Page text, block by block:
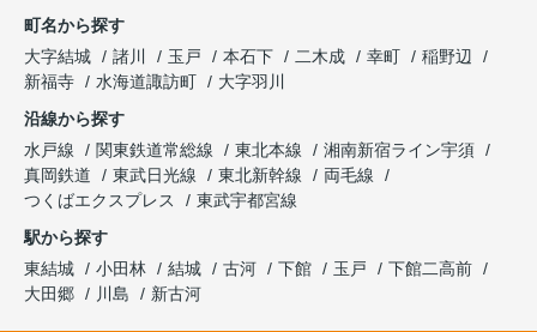
町名から探す
大字結城
諸川 玉戸 本石下 二木成 幸町
稲野辺
新福寺
水海道諏訪町
大字羽川
沿線から探す
水戸線
関東鉄道常総線 東北本線
湘南新宿ライン宇須
真岡鉄道
東武日光線 東北新幹線
両毛線
つくばエクスプレス
東武宇都宮線
駅から探す
東結城
小田林 結城 古河 下館 玉戸
下館二高前
大田郷
川島 新古河